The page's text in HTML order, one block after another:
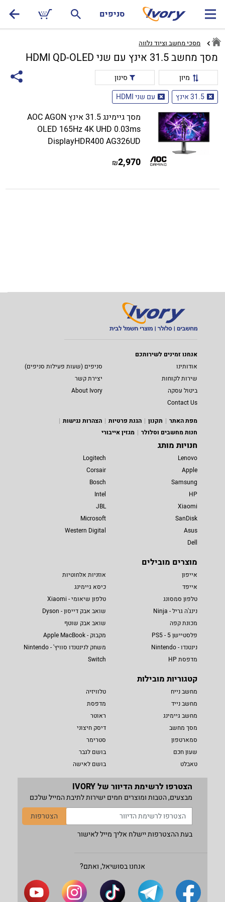
סניפים
מסכי מחשב וציוד נלווה
מסך מחשב 31.5 אינץ עם שני HDMI QD-OLED
מיון
סינון
31.5 אינץ
עם שני HDMI
מסך גיימינג 31.5 אינץ AOC AGON
OLED 165Hz 4K UHD 0.03ms
DisplayHDR400 AG326UD
2,970
₪
אנחנו זמינים לשירותכם
אודותינו
סניפים (שעות פעילות סניפים)
שירות לקוחות
יצירת קשר
ביטול עסקה
About Ivory
Contact Us
מפת האתר
תקנון הגנת פרטיות
הצהרות נגישות
חנות מחשבים וסלולר
מגזין אייבורי
חנויות מותג
Lenovo
Apple
Samsung
HP
Xiaomi
SanDisk
Asus
Dell
Logitech
Corsair
Bosch
Intel
JBL
Microsoft
Western Digital
מוצרים מובילים
אייפון
אייפד
טלפון סמסונג
נינג'ה גריל - Ninja
מכונת קפה
פלסטיישן 5 - PS5
נינטנדו - Nintendo
מדפסת HP
אוזניות אלחוטיות
כיסא גיימינג
טלפון שיאומי - Xiaomi
שואב אבק דייסון - Dyson
שואב אבק שוטף
מקבוק - Apple MacBook
משחק לנינטנדו סוויץ' - Nintendo
Switch
קטגוריות מובילות
מחשב נייח
מחשב נייד
מחשב גיימינג
מסך מחשב
סמארטפון
שעון חכם
טאבלט
טלוויזיה
מדפסת
ראוטר
דיסק חיצוני
סטרימר
בושם לגבר
בושם לאישה
הצטרפו לרשימת הדיוור של IVORY
מבצעים, הטבות ומוצרים חמים ישירות לתיבת המייל שלכם
הצטרפות
בעת ההצטרפות יישלח אליך מייל לאישור
אנחנו בסושיאל, ואתם?